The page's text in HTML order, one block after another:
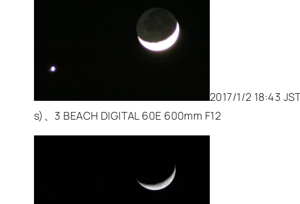
2017/1/2 18:43
s)、3 BEACH DIGITAL 60E 600mm F12